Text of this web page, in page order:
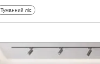
Фотошпалери
Туманний ліс